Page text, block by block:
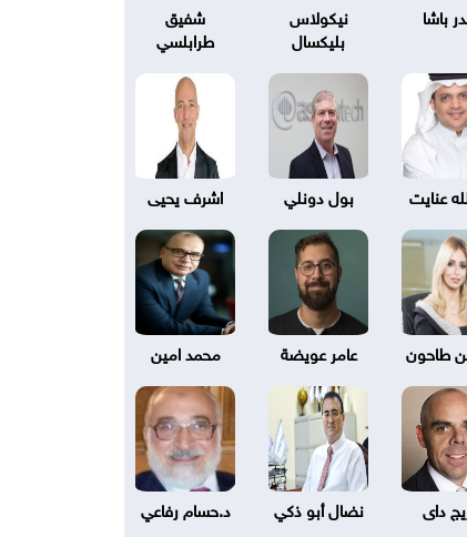
باشا
نيكولاس
بليكسال
شفيق
طرابلسي
عنايت بول دونلي اشرف يحيى
طاحون عامر عويضة محمد امين
داى نضال أبو ذكي د.حسام رفاعي